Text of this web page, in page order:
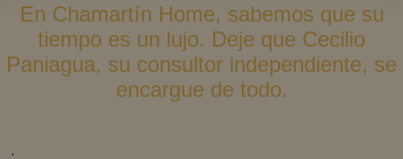
En Chamartín Home, sabemos que su
tiempo es un lujo. Deje que Cecilio
Paniagua, su consultor independiente, se
encargue de todo.
.